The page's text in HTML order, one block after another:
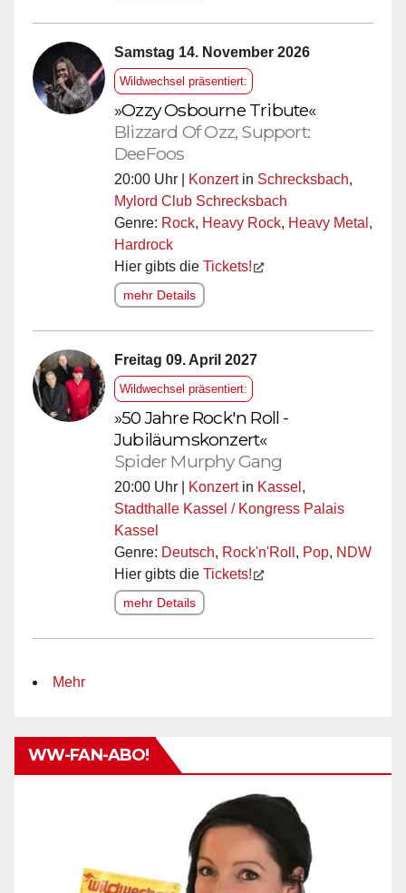
Samstag 14. November 2026
Wildwechsel präsentiert:
»Ozzy Osbourne Tribute«
Blizzard Of Ozz, Support:
DeeFoos
20:00 Uhr | Konzertin Schrecksbach,
Mylord Club Schrecksbach
Genre: Rock, Heavy Rock, Heavy Metal ,
Hardrock
Hier gibts die Tickets!
mehr Details
Freitag 09. April 2027
Wildwechsel präsentiert:
»50 Jahre Rock'n Roll -
Jubiläumskonzert«
Spider Murphy Gang
20:00 Uhr | Konzertin Kassel ,
Stadthalle Kassel / Kongress Palais
Kassel
Genre: Deutsch, Rock'n'Roll , Pop, NDW
Hier gibts die Tickets!
mehr Details
Mehr
WW-FAN-ABO!